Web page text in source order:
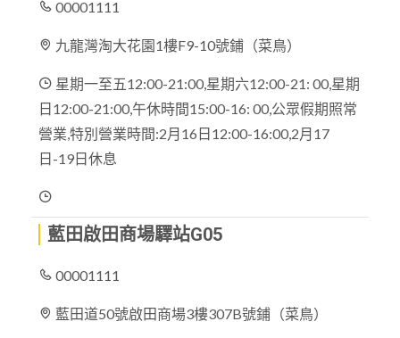
00001111
九龍灣淘大花園1樓F9-10號鋪（菜鳥）
星期一至五12:00-21:00,星期六12:00-21: 00,星期
日12:00-21:00,午休時間15:00-16: 00,公眾假期照常
營業,特別營業時間:2月16日12:00-16:00,2月17
日-19日休息
藍田啟田商場驛站G05
00001111
藍田道50號啟田商場3樓307B號鋪（菜鳥）